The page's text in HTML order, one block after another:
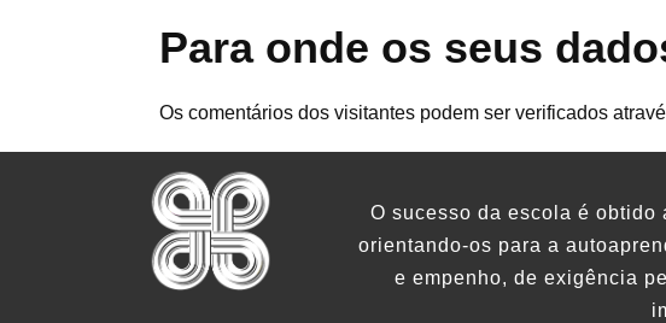
Para onde os seus
Os comentários dos visitantes podem ser verificados
O sucesso da escola é obtido
orientando-os para a
e empenho, de exigência